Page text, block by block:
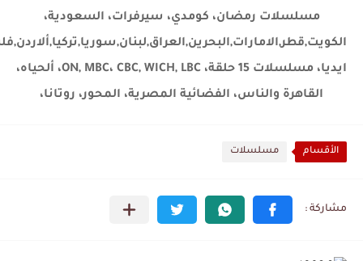
مسلسلات رمضان، كومدي، سيرفرات، السعودية،
الكويت
ايديا، مسلسلات 15 حلقة، ON, MBC، CBC, WICH, LBC، ألحياه،
القاهرة والناس، الفضائية المصرية، المحور، روتانا،
الأقسام مسلسلات